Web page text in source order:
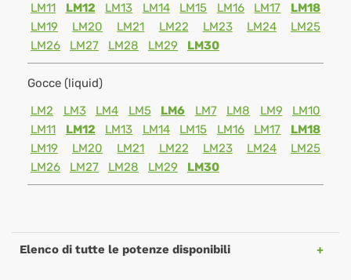
LM11
LM12 LM13 LM14 LM15 LM16 LM17
LM18
LM19
LM20 LM21 LM22 LM23 LM24
LM25
LM26
LM27 LM28 LM29 LM30
Gocce (liquid)
LM2
LM3 LM4 LM5 LM6 LM7 LM8 LM9
LM10
LM11
LM12 LM13 LM14 LM15 LM16 LM17
LM18
LM19
LM20 LM21 LM22 LM23 LM24
LM25
LM26
LM27 LM28 LM29 LM30
Elenco di tutte le potenze disponibili